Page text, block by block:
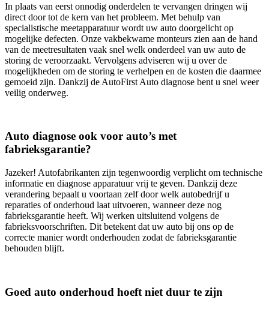
In plaats van eerst onnodig onderdelen te vervangen dringen wij
direct door tot de kern van het probleem. Met behulp van
specialistische meetapparatuur wordt uw auto doorgelicht op
mogelijke defecten. Onze vakbekwame monteurs zien aan de hand
van de meetresultaten vaak snel welk onderdeel van uw auto de
storing de veroorzaakt. Vervolgens adviseren wij u over de
mogelijkheden om de storing te verhelpen en de kosten die daarmee
gemoeid zijn. Dankzij de AutoFirst Auto diagnose bent u snel weer
veilig onderweg.
Auto diagnose ook voor auto’s met
fabrieksgarantie?
Jazeker! Autofabrikanten zijn tegenwoordig verplicht om technische
informatie en diagnose apparatuur vrij te geven. Dankzij deze
verandering bepaalt u voortaan zelf door welk autobedrijf u
reparaties of onderhoud laat uitvoeren, wanneer deze nog
fabrieksgarantie heeft. Wij werken uitsluitend volgens de
fabrieksvoorschriften. Dit betekent dat uw auto bij ons op de
correcte manier wordt onderhouden zodat de fabrieksgarantie
behouden blijft.
Goed auto onderhoud hoeft niet duur te zijn